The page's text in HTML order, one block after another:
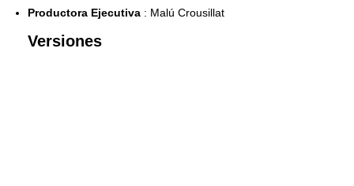
Productora Ejecutiva : Malú Crousillat
Versiones